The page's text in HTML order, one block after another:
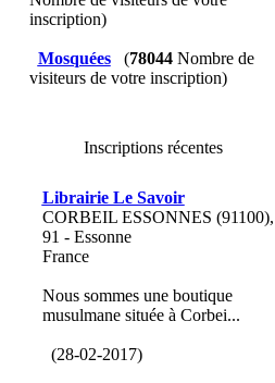
inscription)
Mosquées (78044Nombre de
visiteurs de votre inscription)
Inscriptions récentes
Librairie Le Savoir
CORBEIL ESSONNES (91100),
91 - Essonne
France
Nous sommes une boutique
musulmane située à Corbei...
(28-02-2017)